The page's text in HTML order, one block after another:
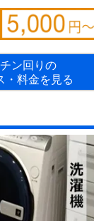
ン回りの
・料金を見る